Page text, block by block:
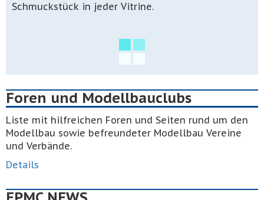
Schmuckstück in jeder Vitrine.
Foren und Modellbauclubs
Liste mit hilfreichen Foren und Seiten rund um den
Modellbau sowie befreundeter Modellbau Vereine
und Verbände.
Details